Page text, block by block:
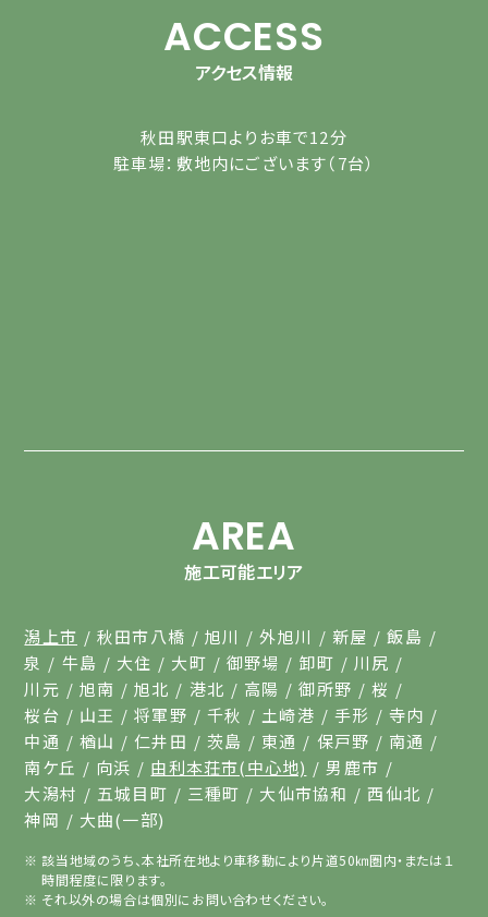
ACCESS
アクセス情報
秋田駅東口よりお車で12分
駐車場：敷地内にございます（7台）
AREA
施工可能エリア
潟上市 秋田市八橋 旭川 外旭川 新屋
飯島
泉
牛島 大住 大町 御野場 卸町
川尻
川元
旭南 旭北 港北 高陽 御所野
桜
桜台
山王 将軍野 千秋 土崎港 手形
寺内
中通
楢山 仁井田 茨島 東通 保戸野
南通
南ケ丘
向浜 由利本荘市(中心地)
男鹿市
大潟村
五城目町 三種町 大仙市協和
西仙北
神岡
大曲(一部)
該当地域のうち、本社所在地より車移動により片道50㎞圏内・または１
時間程度に限ります。
それ以外の場合は個別にお問い合わせください。